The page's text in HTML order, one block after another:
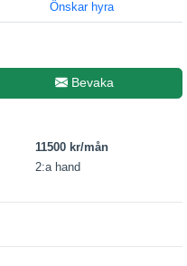
Önskar hyra
Bevaka
11500 kr/mån
2:a hand